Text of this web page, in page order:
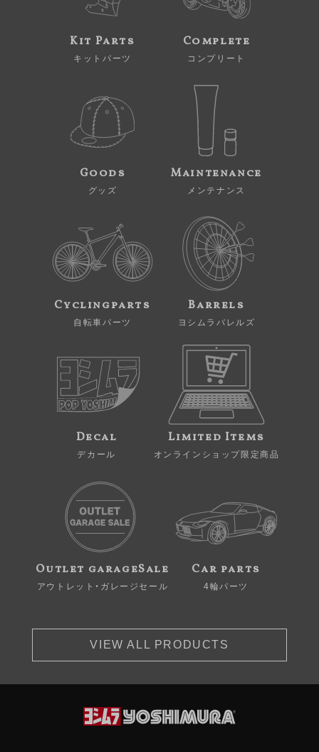
Kit Parts
キットパーツ
Complete
コンプリート
Goods
グッズ
Maintenance
メンテナンス
Cyclingparts
自転車パーツ
Barrels
ヨシムラバレルズ
Decal
デカール
Limited Items
オンラインショップ限定商品
Outlet garageSale
アウトレット・ガレージセール
Car parts
4輪パーツ
VIEW ALL PRODUCTS